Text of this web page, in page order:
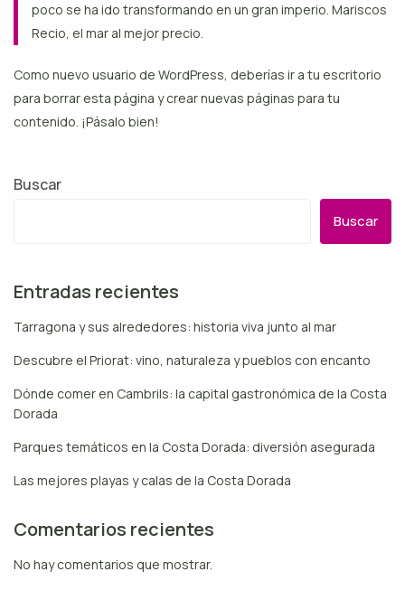
poco se ha ido transformando en un gran imperio. Mariscos
Recio, el mar al mejor precio.
Como nuevo usuario de WordPress, deberías ir atu escritorio
para borrar esta página y crear nuevas páginas para tu
contenido. ¡Pásalo bien!
Buscar
Buscar
Entradas recientes
Tarragona y sus alrededores: historia viva junto al mar
Descubre el Priorat: vino, naturaleza y pueblos con encanto
Dónde comer en Cambrils: la capital gastronómica de la Costa
Dorada
Parques temáticos en la Costa Dorada: diversión asegurada
Las mejores playas y calas de la Costa Dorada
Comentarios recientes
No hay comentarios que mostrar.